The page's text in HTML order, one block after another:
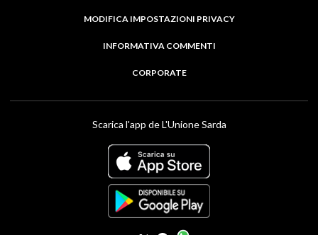
MODIFICA IMPOSTAZIONI PRIVACY
INFORMATIVA COMMENTI
CORPORATE
Scarica l'app de L'Unione Sarda